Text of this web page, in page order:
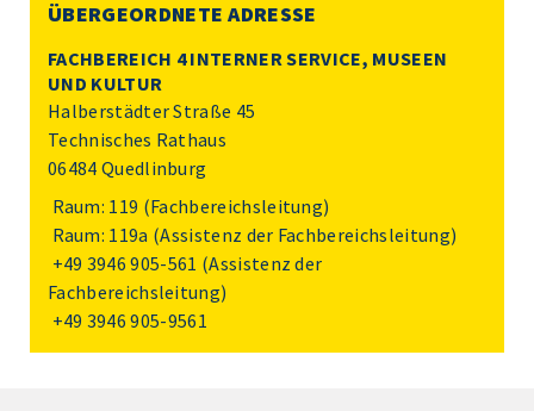
ÜBERGEORDNETE ADRESSE
FACHBEREICH 4 INTERNER SERVICE, MUSEEN
UND KULTUR
Halberstädter Straße 45
Technisches Rathaus
06484 Quedlinburg
Raum: 119 (Fachbereichsleitung)
Raum: 119a (Assistenz der Fachbereichsleitung)
+49 3946 905-561 (Assistenz der
Fachbereichsleitung)
+49 3946 905-9561